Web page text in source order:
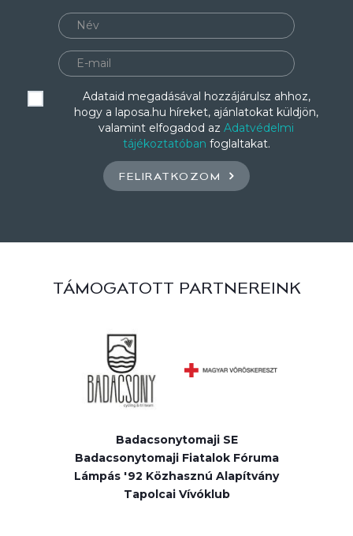
Adataid megadásával hozzájárulsz ahhoz,
hogy a laposa.hu híreket, ajánlatokat küldjön,
valamint elfogadod az Adatvédelmi
tájékoztatóban foglaltakat.
FELIRATKOZOM
TÁMOGATOTT PARTNEREINK
Badacsonytomaji SE
Badacsonytomaji Fiatalok Fóruma
Lámpás '92 Közhasznú Alapítvány
Tapolcai Vívóklub